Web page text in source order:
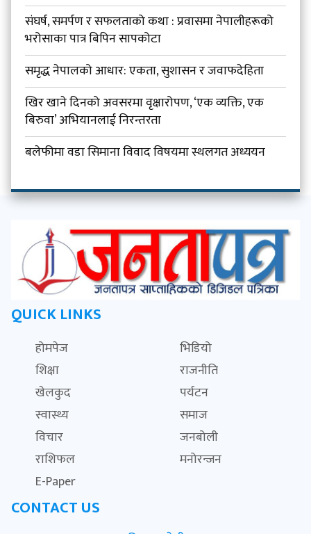
संघर्ष, समर्पण र सफलताको कथा : प्रवासमा नेपालीहरूको
भरोसाका पात्र बिपिन सापकोटा
समृद्ध नेपालको आधार: एकता, सुशासन र जवाफदेहिता
खिर खाने दिनको अवसरमा वृक्षारोपण, ‘एक व्यक्ति, एक
बिरुवा’ अभियानलाई निरन्तरता
बलेफीमा वडा सिमाना विवाद विषयमा स्थलगत अध्ययन
QUICK LINKS
होमपेज
भिडियो
शिक्षा
राजनीति
खेलकुद
पर्यटन
स्वास्थ्य
समाज
विचार
जनबोली
राशिफल
मनोरन्जन
E-Paper
CONTACT US